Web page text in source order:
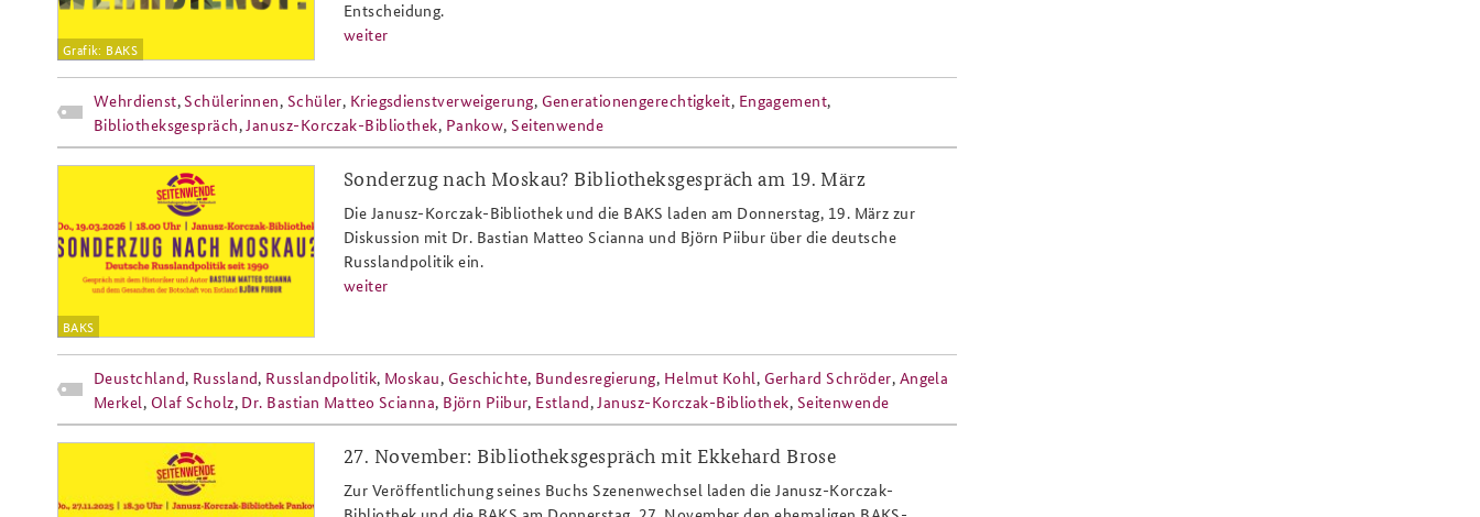
Grafik: BAKS
Entscheidung.
weiter
Wehrdienst, Schülerinnen, Schüler, Kriegsdienstverweigerung, Generationengerechtigkeit, Engagement,
Bibliotheksgespräch,Janusz-Korczak-Bibliothek, Pankow, Seitenwende
seitenwende_1_2026_slider_808x486px.png
BAKS
Sonderzug nach Moskau? Bibliotheksgespräch am 19. März
Die Janusz-Korczak-Bibliothek und die BAKS laden am Donnerstag, 19. März zur
Diskussion mit Dr. Bastian Matteo Scianna und Björn Piibur über die deutsche
Russlandpolitik ein.
weiter
Deustchland, Russland, Russlandpolitik, Moskau, Geschichte, Bundesregierung, Helmut Kohl, Gerhard Schröder, Angela
Merkel, Olaf Scholz, Dr. Bastian Matteo Scianna, Björn Piibur, Estland, Janusz-Korczak-Bibliothek, Seitenwende
szenenwechsel_nov25_website_808x486.jpg
27. November: Bibliotheksgespräch mit Ekkehard Brose
Zur Veröffentlichung seines Buchs Szenenwechsel laden die Janusz-Korczak-